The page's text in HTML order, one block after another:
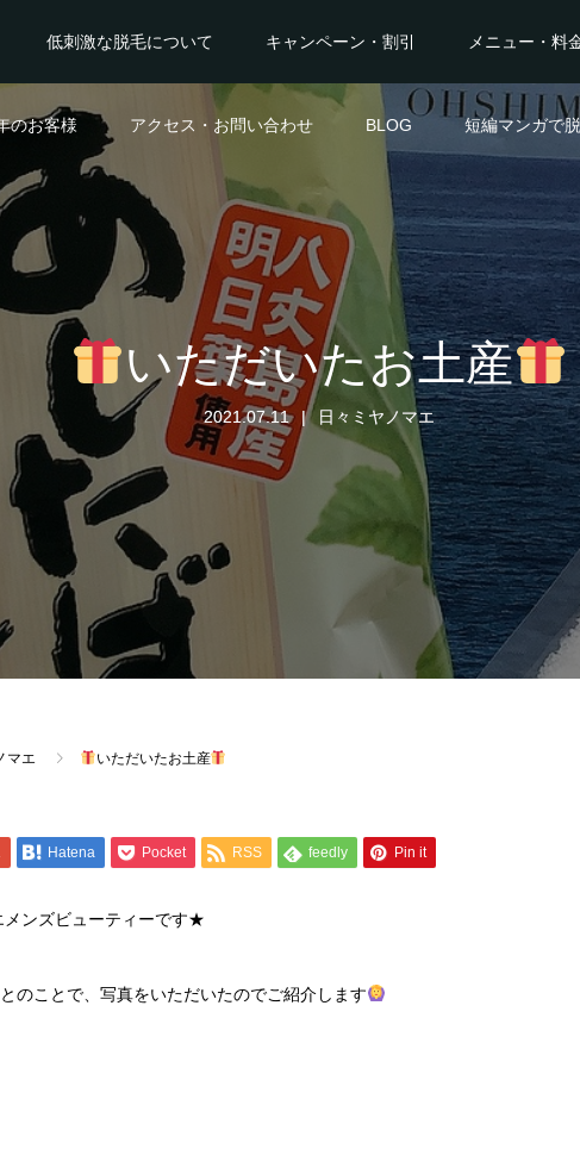
低刺激な脱毛について キャンペーン・割引 メニュー・料
のお客様 アクセス・お問い合わせ BLOG 短編マンガで
いただいたお土産
2021.07.11 日々ミヤノマエ
マエ いただいたお土産
Hatena Pocket RSS feedly Pin it
メンズビューティーです★
のことで、写真をいただいたのでご紹介します